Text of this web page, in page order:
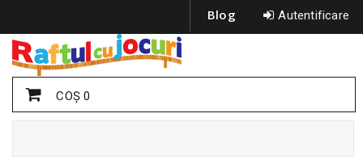
Autentificare
Blog
COŞ0